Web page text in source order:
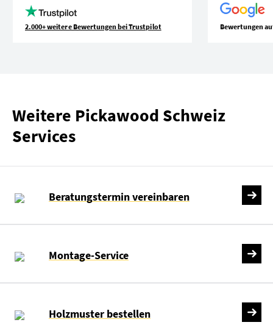
2.000+ weitere Bewertungen bei Trustpilot Bewertungen
Weitere Pickawood Schweiz
Services
Beratungstermin vereinbaren
Montage-Service
Holzmuster bestellen